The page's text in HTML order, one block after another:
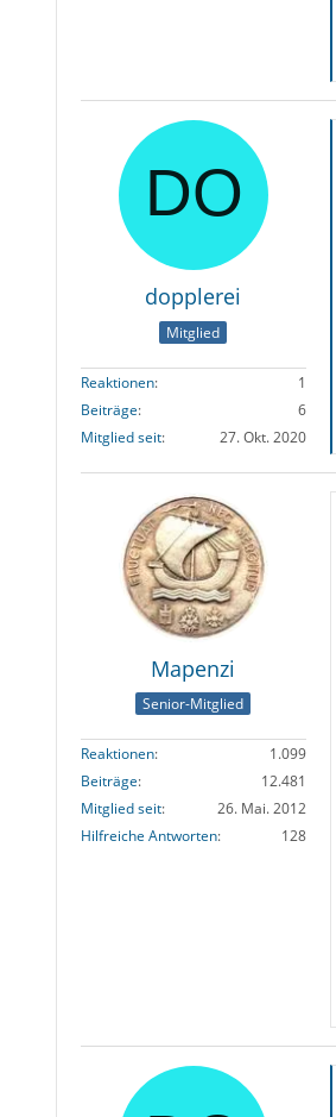
dopplerei
Mitglied
Reaktionen
1
Beiträge
6
Mitglied seit
27. Okt. 2020
Mapenzi
Senior-Mitglied
Reaktionen
1.099
Beiträge
12.481
Mitglied seit
26. Mai. 2012
Hilfreiche Antworten
128